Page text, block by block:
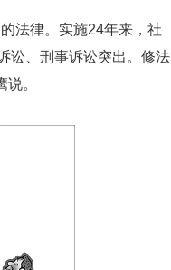
法律。实施24年来，社
讼、刑事诉讼突出。修法
。